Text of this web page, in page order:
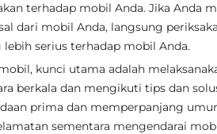
terhadap mobil Anda. Jika Anda
dari mobil Anda, langsung
serius terhadap mobil Anda.
kunci utama adalah
berkala dan mengikuti tips dan
prima dan memperpanjang
sementara mengendarai